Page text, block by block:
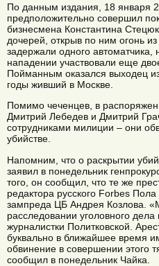
По данным издания, 18 января
предположительно совершил
бизнесмена Константина
дочерей, открыв по ним огонь
задержали одного автоматчика,
нападении участвовали еще
Пойманным оказался выходец
годы живший в Москве.
Помимо чеченцев, в
Дмитрий Лебедев и Дмитрий
сотрудниками милиции – они
убийстве.
Напомним, что о раскрытии
заявил в понедельник
того, он сообщил, что те же
редактора русского Forbes
зампреда ЦБ Андрея Козлова.
расследовании уголовного дела
журналистки Политковской.
буквально в ближайшее время
обвинение в совершении этого
сообщил в понедельник Чайка.